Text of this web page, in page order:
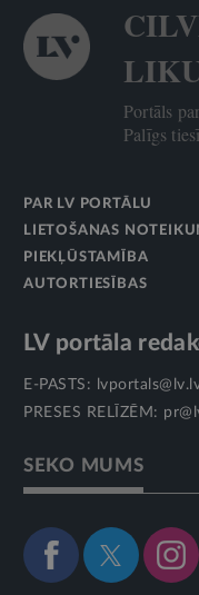
Portāls
Palīgs
PAR LV PORTĀLU
LIETOŠANAS
PIEKĻŪSTAMĪBA
AUTORTIESĪBAS
LV portāla
E-PASTS:
PRESES RELĪZĒM:
SEKO MUMS